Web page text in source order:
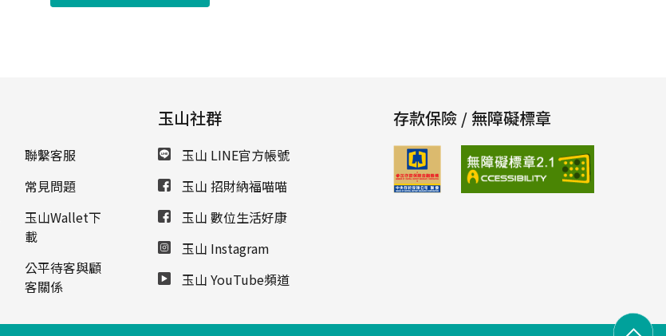
聯繫客服
常見問題
玉山Wallet下
載
公平待客與顧
客關係
玉山社群
玉山 LINE官方帳號
玉山 招財納福喵喵
玉山 數位生活好康
玉山 Instagram
玉山 YouTube頻道
存款保險 / 無障礙標章